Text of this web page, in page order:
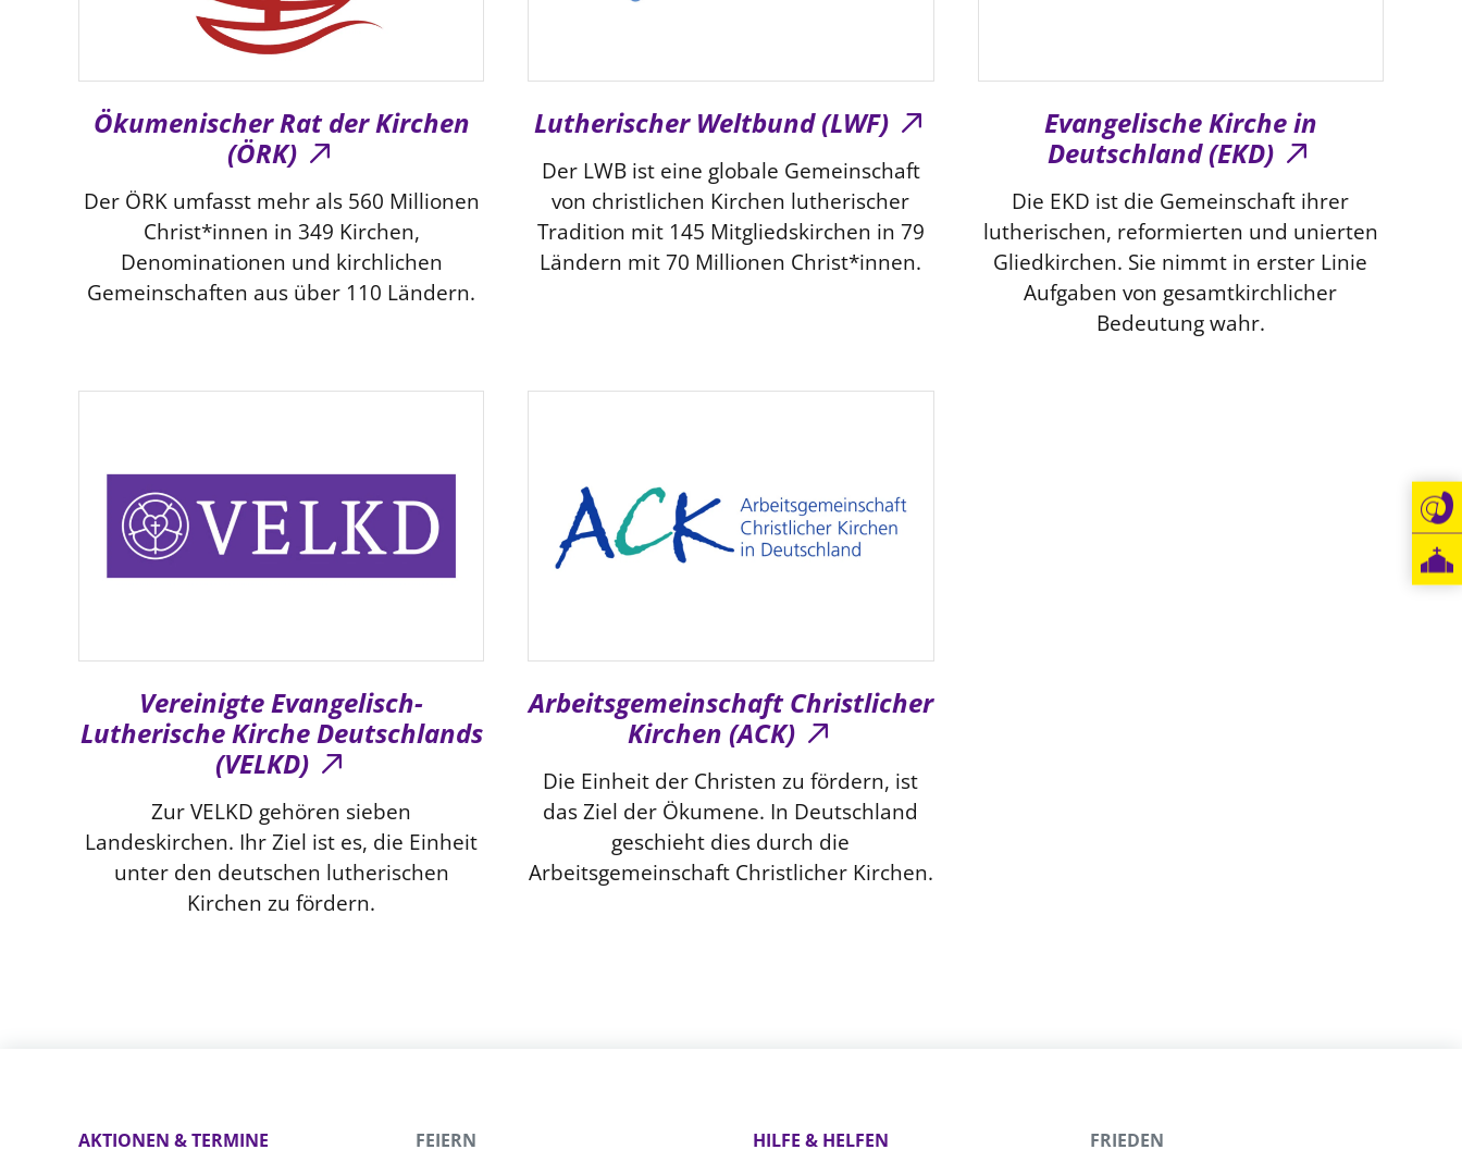
Ökumenischer Rat der Kirchen
(ÖRK)
Der ÖRK umfasst mehr als 560 Millionen
Christ*innen in 349 Kirchen,
Denominationen und kirchlichen
Gemeinschaften aus über 110 Ländern.
Lutherischer Weltbund (LWF)
Der LWB ist eine globale Gemeinschaft
von christlichen Kirchen lutherischer
Tradition mit 145 Mitgliedskirchen in 79
Ländern mit 70 Millionen Christ*innen.
Evangelische Kirche in
Deutschland (EKD)
Die EKD ist die Gemeinschaft ihrer
lutherischen, reformierten und unierten
Gliedkirchen. Sie nimmt in erster Linie
Aufgaben von gesamtkirchlicher
Bedeutung wahr.
Vereinigte Evangelisch-
Lutherische Kirche Deutschlands
(VELKD)
Zur VELKD gehören sieben
Landeskirchen. Ihr Ziel ist es, die Einheit
unter den deutschen lutherischen
Kirchen zu fördern.
Arbeitsgemeinschaft Christlicher
Kirchen (ACK)
Die Einheit der Christen zu fördern, ist
das Ziel der Ökumene. In Deutschland
geschieht dies durch die
Arbeitsgemeinschaft Christlicher Kirchen.
AKTIONEN & TERMINE
FEIERN
HILFE & HELFEN
FRIEDEN